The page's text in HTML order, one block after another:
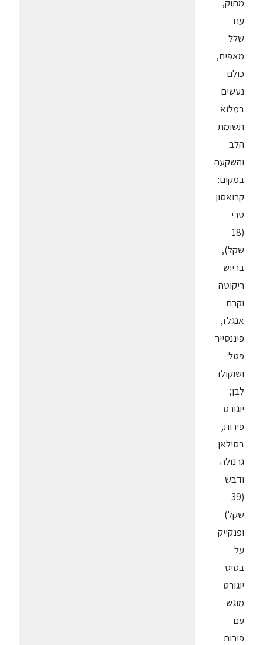
מתוק,
עם
שלל
מאפים,
כולם
נעשים
במלוא
תשומת
הלב
והשקעה
במקום:
קרואסון
טרי
(18
שקל),
בריוש
ריקוטה
וקרם
אנגלז,
פיננסייר
פטל
ושוקולד
לבן;
יוגורט
פירות,
בסילאן
גרנולה
ודבש
(39
שקל)
ופנקייק
על
בסיס
יוגורט
מוגש
עם
פירות